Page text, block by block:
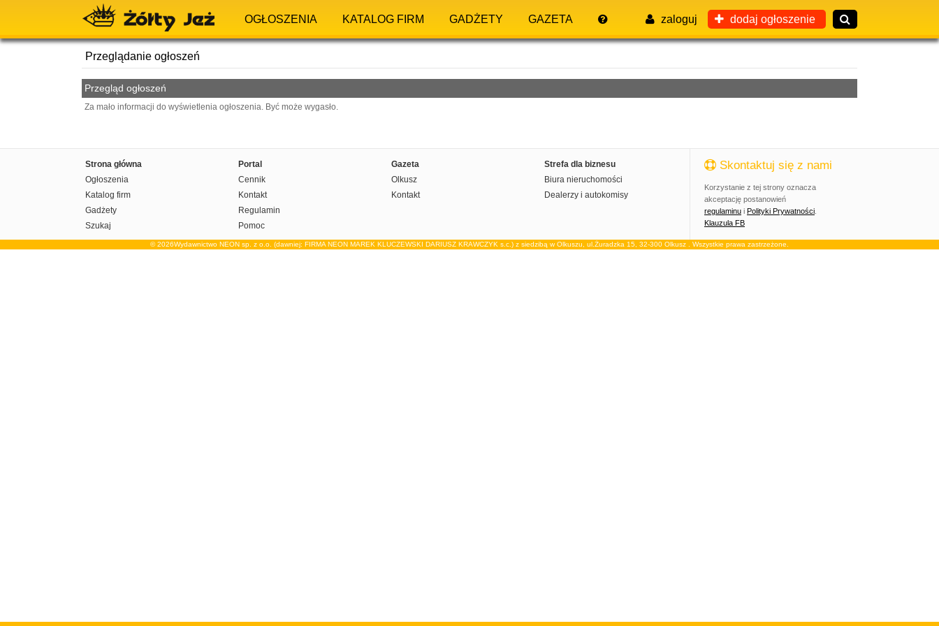
OGŁOSZENIA KATALOG FIRM GADŻETY GAZETA zaloguj dodaj ogłoszenie
Przeglądanie ogłoszeń
Przegląd ogłoszeń
Za mało informacji do wyświetlenia ogłoszenia. Być może wygasło.
Strona główna
Ogłoszenia
Katalog firm
Gadżety
Szukaj
Portal
Cennik
Kontakt
Regulamin
Pomoc
Gazeta
Olkusz
Kontakt
Strefa dla biznesu
Biura nieruchomości
Dealerzy i autokomisy
Skontaktuj się z nami
Korzystanie z tej strony oznacza
akceptację postanowień
regulaminu i Polityki Prywatności
Klauzula FB
© 2026Wydawnictwo NEON sp. z o.o. (dawniej: FIRMA NEON MAREK KLUCZEWSKI DARIUSZ KRAWCZYK s.c.) z siedzibą w Olkuszu, ul.Żuradzka 15, 32-300 Olkusz . Wszystkie prawa zastrzeżone.